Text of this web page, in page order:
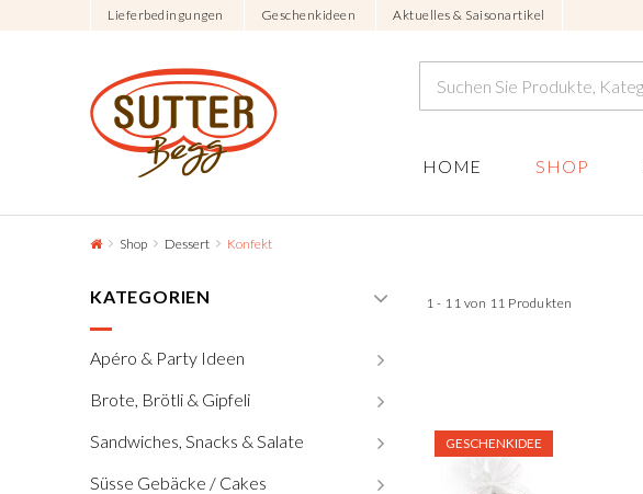
Lieferbedingungen Geschenkideen Aktuelles & Saisonartikel
HOME SHOP
Shop Dessert Konfekt
KATEGORIEN
Apéro & Party Ideen
Brote, Brötli & Gipfeli
Sandwiches, Snacks & Salate
Süsse Gebäcke / Cakes
1 - 11 von 11 Produkten
GESCHENKIDEE